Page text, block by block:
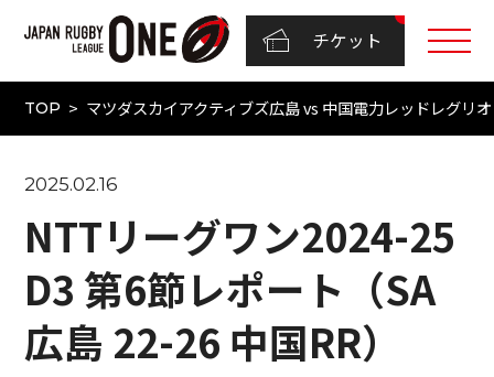
チケット
TOP マツダスカイアクティブズ広島 vs 中国電力レッドレグ
2025.02.16
NTTリーグワン2024-25
D3 第6節レポート（SA
広島 22-26 中国RR）